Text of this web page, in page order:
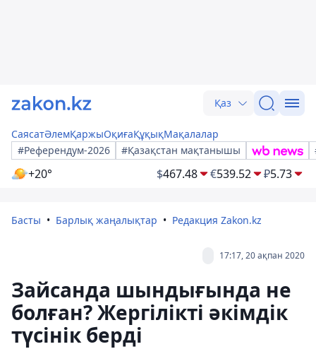
Қаз
СаясатӘлемҚаржыОқиғаҚұқықМақалалар
#Референдум-2026
#Қазақстан мақтанышы
+20° $467.48 €539.52 ₽5.73
Басты Барлық жаңалықтар Редакция Zakon.kz
17:17, 20 ақпан 2020
Зайсанда шындығында не
болған? Жергілікті әкімдік
түсінік берді